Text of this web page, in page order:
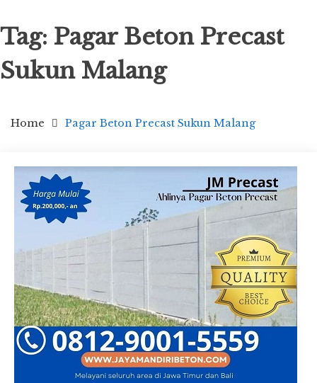
Tag: Pagar Beton Precast
Sukun Malang
Home Pagar Beton Precast Sukun Malang